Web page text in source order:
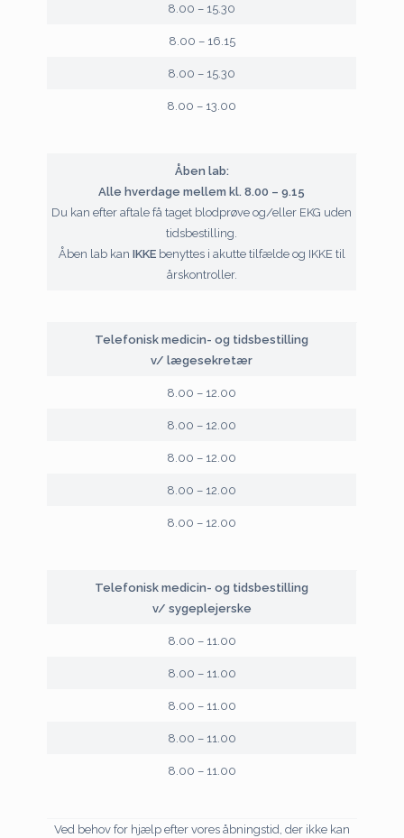
8.00 – 15.30
8.00 – 16.15
8.00 – 15.30
8.00 – 13.00
Åben lab:
Alle hverdage mellem kl. 8.00 – 9.15
Du kan efter aftale få taget blodprøve og/eller EKG uden
tidsbestilling.
Åben lab kan IKKEbenyttes i akutte tilfælde og IKKE til
årskontroller.
Telefonisk medicin- og tidsbestilling
v/ lægesekretær
8.00 – 12.00
8.00 – 12.00
8.00 – 12.00
8.00 – 12.00
8.00 – 12.00
Telefonisk medicin- og tidsbestilling
v/ sygeplejerske
8.00 – 11.00
8.00 – 11.00
8.00 – 11.00
8.00 – 11.00
8.00 – 11.00
Ved behov for hjælp efter vores åbningstid, der ikke kan